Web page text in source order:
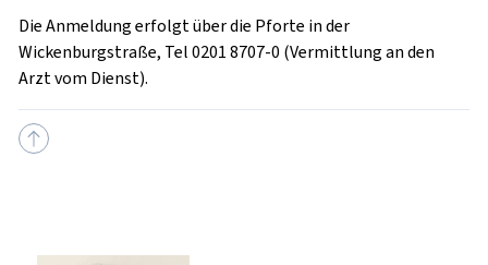
Die Anmeldung erfolgt über die Pforte in der
Wickenburgstraße, Tel 0201 8707-0 (Vermittlung an den
Arzt vom Dienst).